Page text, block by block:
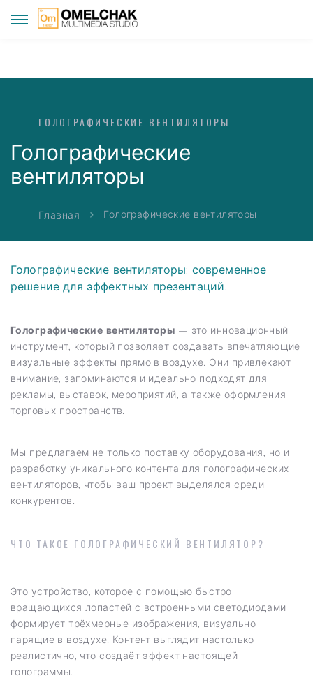
ГОЛОГРАФИЧЕСКИЕ ВЕНТИЛЯТОРЫ
Голографические
вентиляторы
Главная Голографические вентиляторы
Голографические вентиляторы: современное
решение для эффектных презентаций.
Голографические вентиляторы — это инновационный
инструмент, который позволяет создавать впечатляющие
визуальные эффекты прямо в воздухе. Они привлекают
внимание, запоминаются и идеально подходят для
рекламы, выставок, мероприятий, а также оформления
торговых пространств.
Мы предлагаем не только поставку оборудования, но и
разработку уникального контента для голографических
вентиляторов, чтобы ваш проект выделялся среди
конкурентов.
ЧТО ТАКОЕ ГОЛОГРАФИЧЕСКИЙ ВЕНТИЛЯТОР?
Это устройство, которое с помощью быстро
вращающихся лопастей с встроенными светодиодами
формирует трёхмерные изображения, визуально
парящие в воздухе. Контент выглядит настолько
реалистично, что создаёт эффект настоящей
голограммы.